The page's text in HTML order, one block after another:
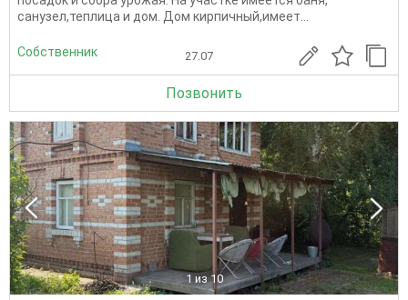
санузел,теплица и дом. Дом кирпичный,имеет...
Собственник 27.07
Позвонить
1 из 10